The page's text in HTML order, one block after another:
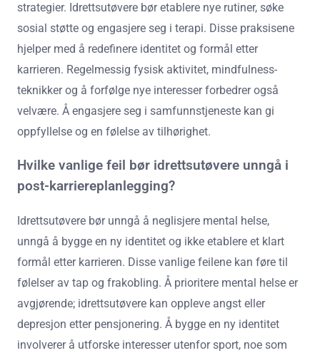
strategier. Idrettsutøvere bør etablere nye rutiner, søke
sosial støtte og engasjere seg i terapi. Disse praksisene
hjelper med å redefinere identitet og formål etter
karrieren. Regelmessig fysisk aktivitet, mindfulness-
teknikker og å forfølge nye interesser forbedrer også
velvære. Å engasjere seg i samfunnstjeneste kan gi
oppfyllelse og en følelse av tilhørighet.
Hvilke vanlige feil bør idrettsutøvere unngå i
post-karriereplanlegging?
Idrettsutøvere bør unngå å neglisjere mental helse,
unngå å bygge en ny identitet og ikke etablere et klart
formål etter karrieren. Disse vanlige feilene kan føre til
følelser av tap og frakobling. Å prioritere mental helse er
avgjørende; idrettsutøvere kan oppleve angst eller
depresjon etter pensjonering. Å bygge en ny identitet
involverer å utforske interesser utenfor sport, noe som